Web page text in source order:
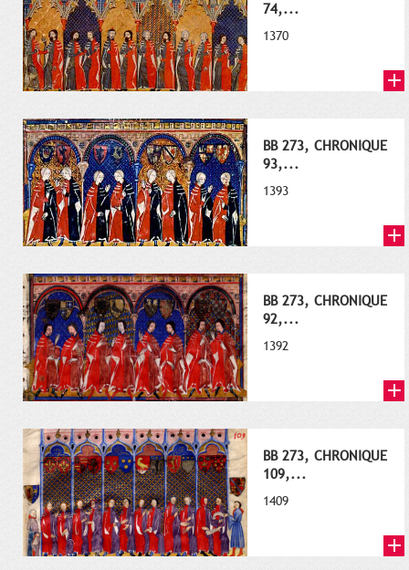
74,...
1370
BB 273, CHRONIQUE
93,...
1393
BB 273, CHRONIQUE
92,...
1392
BB 273, CHRONIQUE
109,...
1409